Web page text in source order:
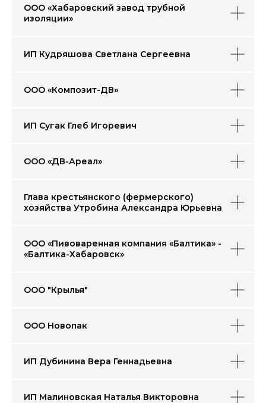
ООО «Хабаровский завод трубной
изоляции»
ИП Кудряшова Светлана Сергеевна
ООО «Композит-ДВ»
ИП Сугак Глеб Игоревич
ООО «ДВ-Ареал»
Глава крестьянского (фермерского)
хозяйства Утробина Александра Юрьевна
ООО «Пивоваренная компания «Балтика» -
«Балтика-Хабаровск»
ООО "Крылья"
ООО Новопак
ИП Дубинина Вера Геннадьевна
ИП Малиновская Наталья Викторовна